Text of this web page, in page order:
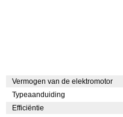
Vermogen van de elektromotor
Typeaanduiding
Efficiëntie